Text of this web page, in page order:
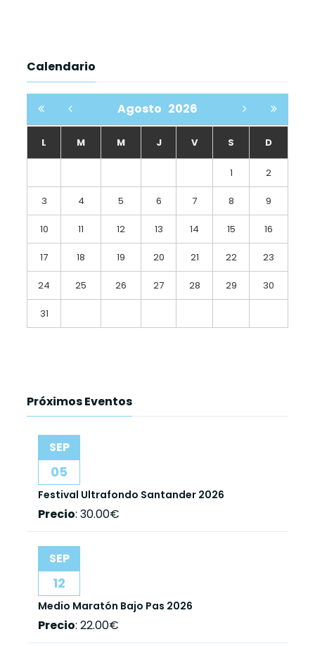
Calendario
Agosto 2026
L M M J V S D
1 2
3 4 5 6 7 8 9
10 11 12 13 14 15 16
17 18 19 20 21 22 23
24 25 26 27 28 29 30
31
Próximos Eventos
SEP
05
Festival Ultrafondo Santander 2026
Precio: 30.00€
SEP
12
Medio Maratón Bajo Pas 2026
Precio: 22.00€